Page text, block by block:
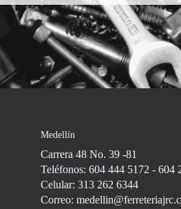
Medellín
Carrera 48 No. 39 -81
Teléfonos: 604 444 5172 - 604
Celular: 313 262 6344
Correo: